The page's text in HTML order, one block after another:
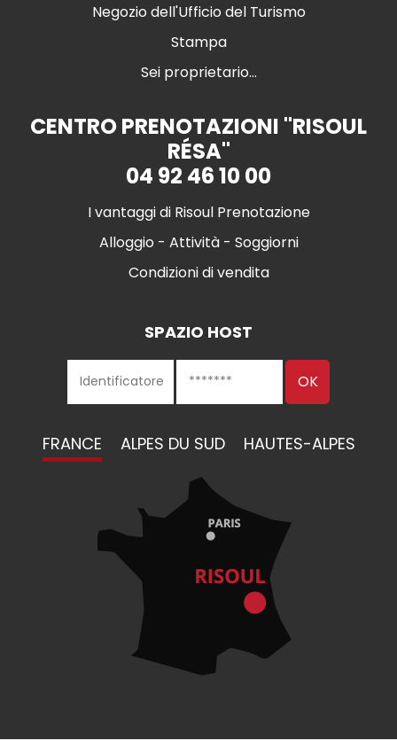
Negozio dell'Ufficio del Turismo
Stampa
Sei proprietario...
CENTRO PRENOTAZIONI "RISOUL
RÉSA"
04 92 46 10 00
I vantaggi di Risoul Prenotazione
Alloggio - Attività - Soggiorni
Condizioni di vendita
SPAZIO HOST
FRANCE ALPES DU SUD HAUTES-ALPES